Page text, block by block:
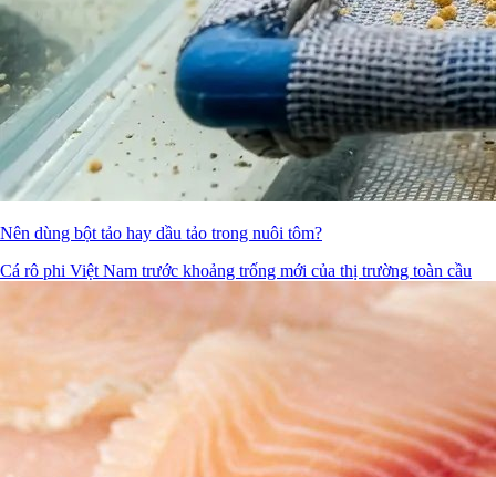
Nên dùng bột tảo hay dầu tảo trong nuôi tôm?
Cá rô phi Việt Nam trước khoảng trống mới của thị trường toàn cầu